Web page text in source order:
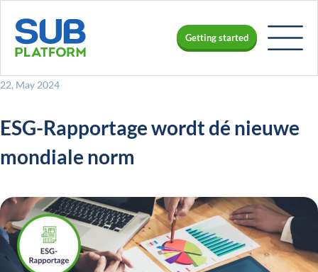
Getting started
22, May 2024
ESG-Rapportage wordt dé nieuwe
mondiale norm